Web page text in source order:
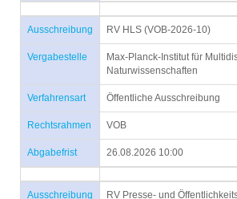
Ausschreibung RV HLS (VOB-2026-10)
Vergabestelle
Max-Planck-Institut für
Naturwissenschaften
Verfahrensart Öffentliche Ausschreibung
Rechtsrahmen VOB
Abgabefrist 26.08.2026 10:00
Ausschreibung
RV Presse- und